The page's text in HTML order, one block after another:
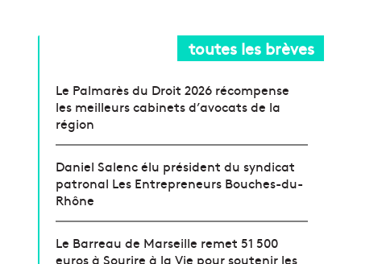
toutes les brèves
Le Palmarès du Droit 2026 récompense
les meilleurs cabinets d’avocats de la
région
Daniel Salenc élu président du syndicat
patronal Les Entrepreneurs Bouches-du-
Rhône
Le Barreau de Marseille remet 51 500
euros à Sourire à la Vie pour soutenir les